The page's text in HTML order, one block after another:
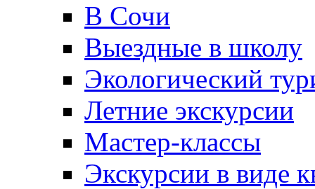
В Сочи
Выездные в школу
Экологический
Летние экскурсии
Мастер-классы
Экскурсии в виде